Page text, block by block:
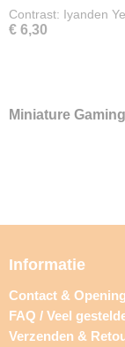
Contrast: Iyanden
€ 6,30
Miniature Gaming
Informatie
Contact &
FAQ / Veel
Verzenden &